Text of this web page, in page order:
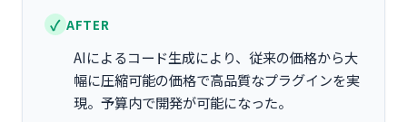
AFTER
AIによるコード生成により、従来の価格から大
幅に圧縮可能の価格で高品質なプラグインを実
現。予算内で開発が可能になった。